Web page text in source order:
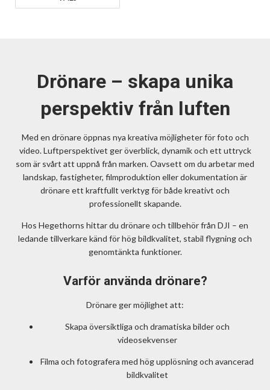
Drönare – skapa unika
perspektiv från luften
Med en drönare öppnas nya kreativa möjligheter för foto och
video. Luftperspektivet ger överblick, dynamik och ett uttryck
som är svårt att uppnå från marken. Oavsett om du arbetar med
landskap, fastigheter, filmproduktion eller dokumentation är
drönare ett kraftfullt verktyg för både kreativt och
professionellt skapande.
Hos Hegethorns hittar du drönare och tillbehör från DJI – en
ledande tillverkare känd för hög bildkvalitet, stabil flygning och
genomtänkta funktioner.
Varför använda drönare?
Drönare ger möjlighet att:
Skapa översiktliga och dramatiska bilder och
videosekvenser
Filma och fotografera med hög upplösning och avancerad
bildkvalitet